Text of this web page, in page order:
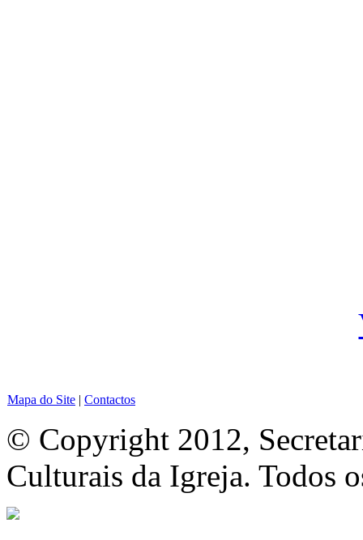
Mapa do Site | Contactos
© Copyright 2012,
Culturais da Igreja. Todos